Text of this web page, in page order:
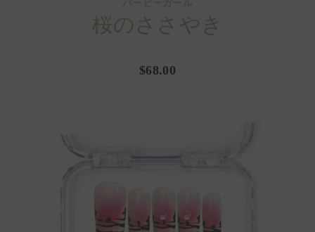
桜のささやき
$68.00